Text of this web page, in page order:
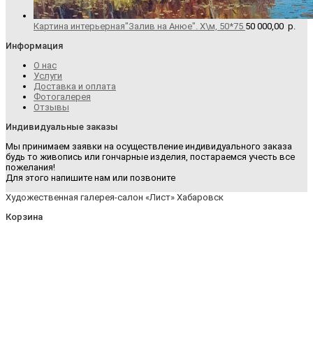
Картина интерьерная"Залив на Анюе". Х\м, 50*75 50 000,00 р.
Информация
О нас
Услуги
Доставка и оплата
Фотогалерея
Отзывы
Индивидуальные заказы
Мы принимаем заявки на осуществление индивидуального заказа
будь то живопись или гончарные изделия, постараемся учесть все
пожелания!
Для этого напишите нам или позвоните
Художественная галерея-салон «Лист» Хабаровск
Корзина